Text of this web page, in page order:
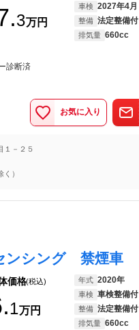
3万円
車検 2027年4月
整備 法定整備付
排気量 660cc
診断済
お気に入り
１－２５
く）
価格(税込)
1万円
年式 2020年
車検 車検整備付
整備 法定整備付
排気量 660cc